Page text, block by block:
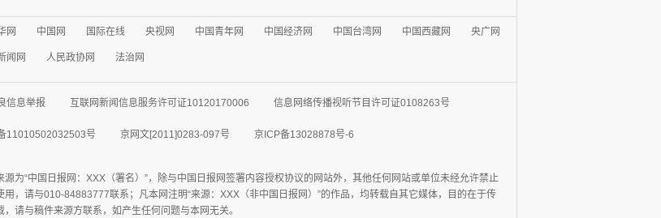
网 中国网 国际在线 央视网 中国青年网 中国经济网 中国台湾网 中国西藏网 央广网
闻网 人民政协网 法治网
信息举报 互联网新闻信息服务许可证10120170006 信息网络传播视听节目许可证0108263号
11010502032503号 京网文[2011]0283-097号 京ICP备13028878号-6
为“中国日报网：XXX（署名）”，除与中国日报网签署内容授权协议的网站外，其他任何网站或单位未经允许禁止
，请与010-84883777联系；凡本网注明“来源：XXX（非中国日报网）”的作品，均转载自其它媒体，目的在于传
请与稿件来源方联系，如产生任何问题与本网无关。